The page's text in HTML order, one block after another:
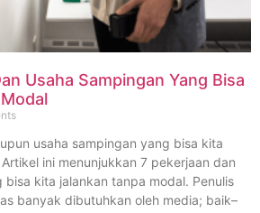
Usaha Sampingan Yang Bisa
usaha sampingan yang bisa kita
ini menunjukkan 7 pekerjaan dan
bisa kita jalankan tanpa modal. Penulis
banyak dibutuhkan oleh media; baik–